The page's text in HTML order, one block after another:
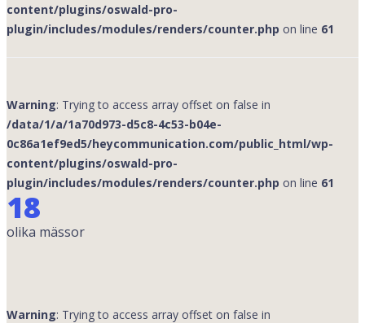
content/plugins/oswald-pro-
plugin/includes/modules/renders/counter.php on line 61
Warning: Trying to access array offset on false in
/data/1/a/1a70d973-d5c8-4c53-b04e-
0c86a1ef9ed5/heycommunication.com/public_html/wp-
content/plugins/oswald-pro-
plugin/includes/modules/renders/counter.php on line 61
18
olika mässor
Warning: Trying to access array offset on false in